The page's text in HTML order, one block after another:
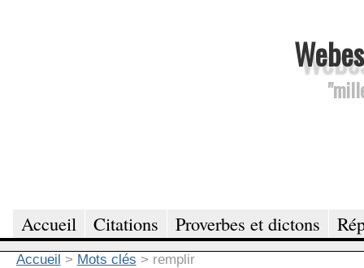
Accueil Citations Proverbes et dictons
Accueil > Mots clés > remplir